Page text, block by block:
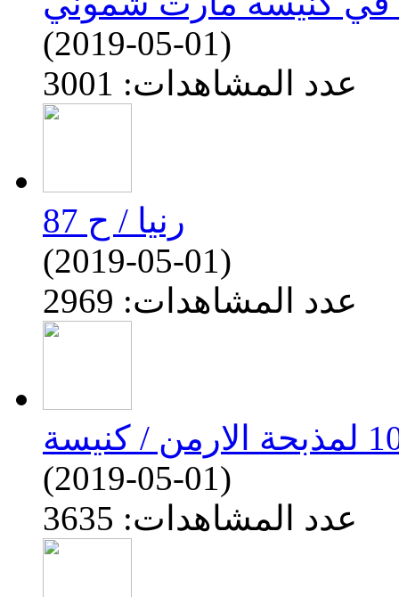
(2019-05-01)
عدد المشاهدات: 3001
رنيا / ح 87
(2019-05-01)
عدد المشاهدات: 2969
(2019-05-01)
عدد المشاهدات: 3635